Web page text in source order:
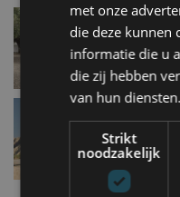
De MINI
apr 2024
MINI
jan 2024
met onze
die deze kunnen
informatie die u
die zij hebben
van hun diensten.
Strikt
noodzakelijk